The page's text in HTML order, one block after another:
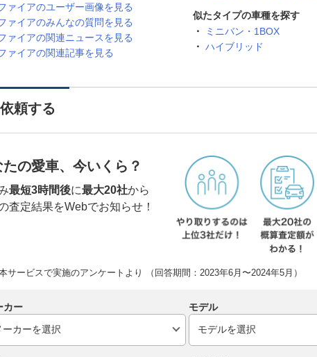
ァイアのユーザー画像を見る
ァイアのみんなの質問を見る
ァイアの関連ニュースを見る
ァイアの関連記事を見る
似たタイプの車種を探す
ミニバン・1BOX
ハイブリッド
頼する
たの愛車、今いくら？
最短3時間後に最大20社から
査定結果をWebでお知らせ！
サービスで実施のアンケートより （回答期間：2023年6月〜2024年5月）
カー モデル